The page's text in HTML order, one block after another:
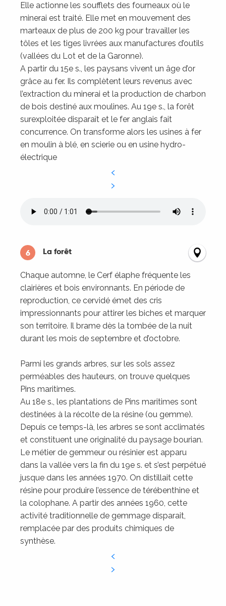
Elle actionne les soufflets des fourneaux où le
minerai est traité. Elle met en mouvement des
marteaux de plus de 200 kg pour travailler les
tôles et les tiges livrées aux manufactures d’outils
(vallées du Lot et de la Garonne).
A partir du 15e s., les paysans vivent un âge d’or
grâce au fer. Ils complètent leurs revenus avec
l’extraction du minerai et la production de charbon
de bois destiné aux moulines. Au 19e s., la forêt
surexploitée disparaît et le fer anglais fait
concurrence. On transforme alors les usines à fer
en moulin à blé, en scierie ou en usine hydro-
électrique
6 La forêt
Chaque automne, le Cerf élaphe fréquente les
clairières et bois environnants. En période de
reproduction, ce cervidé émet des cris
impressionnants pour attirer les biches et marquer
son territoire. Il brame dès la tombée de la nuit
durant les mois de septembre et d’octobre.
Parmi les grands arbres, sur les sols assez
perméables des hauteurs, on trouve quelques
Pins maritimes.
Au 18e s., les plantations de Pins maritimes sont
destinées à la récolte de la résine (ou gemme).
Depuis ce temps-là, les arbres se sont acclimatés
et constituent une originalité du paysage bourian.
Le métier de gemmeur ou résinier est apparu
dans la vallée vers la fin du 19e s. et s’est perpétué
jusque dans les années 1970. On distillait cette
résine pour produire l’essence de térébenthine et
la colophane. A partir des années 1960, cette
activité traditionnelle de gemmage disparait,
remplacée par des produits chimiques de
synthèse.